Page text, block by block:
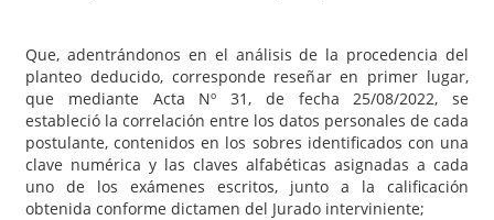
Que, adentrándonos en el análisis de la procedencia del
planteo deducido, corresponde reseñar en primer lugar,
que mediante Acta Nº 31, de fecha 25/08/2022, se
estableció la correlación entre los datos personales de cada
postulante, contenidos en los sobres identificados con una
clave numérica y las claves alfabéticas asignadas a cada
uno de los exámenes escritos, junto a la calificación
obtenida conforme dictamen del Jurado interviniente;